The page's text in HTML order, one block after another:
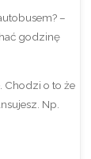
–
godzinę
Chodzi o to że
Np.